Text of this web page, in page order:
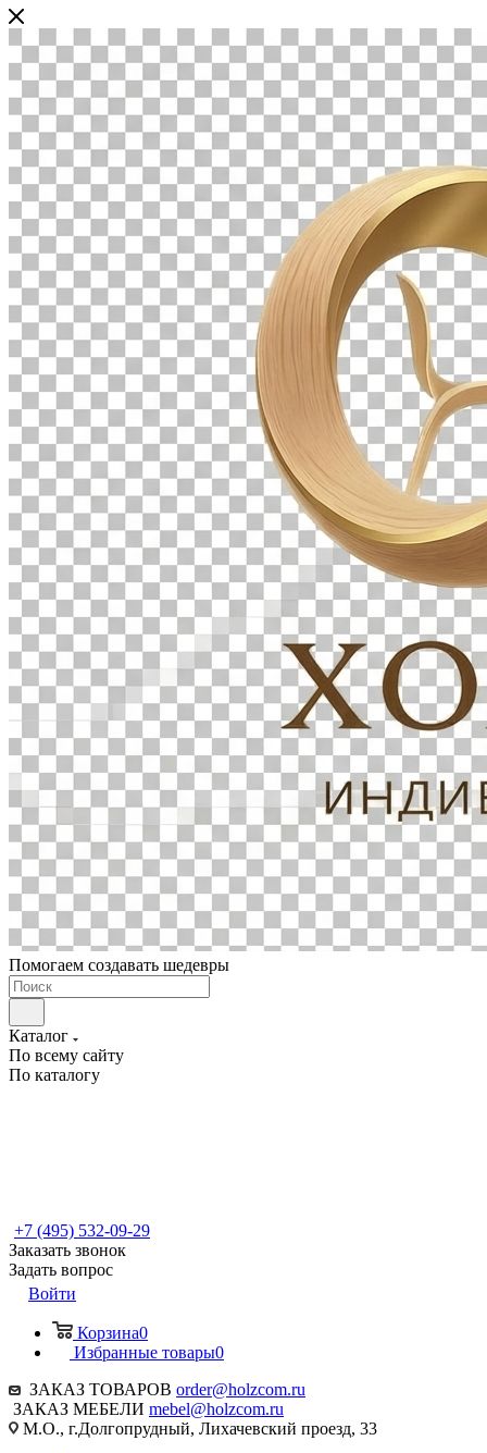
Помогаем создавать шедевры
Каталог
По всему сайту
По каталогу
+7 (495) 532-09-29
Заказать звонок
Задать вопрос
Войти
Корзина0
Избранные товары0
ЗАКАЗ ТОВАРОВ order@holzcom.ru
ЗАКАЗ МЕБЕЛИ mebel@holzcom.ru
М.О., г.Долгопрудный, Лихачевский проезд, 33